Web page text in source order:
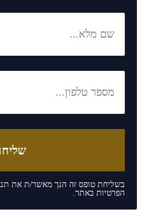
בשליחת טופס זה הנך מאשר/ת את
הפרטיות באתר.